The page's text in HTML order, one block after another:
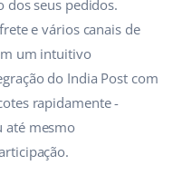
dos seus pedidos.
e vários canais de
um intuitivo
do India Post com
rapidamente -
até mesmo